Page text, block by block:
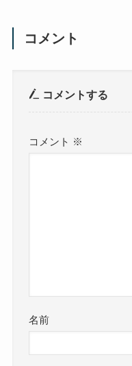
コメント
コメントする
コメント ※
名前